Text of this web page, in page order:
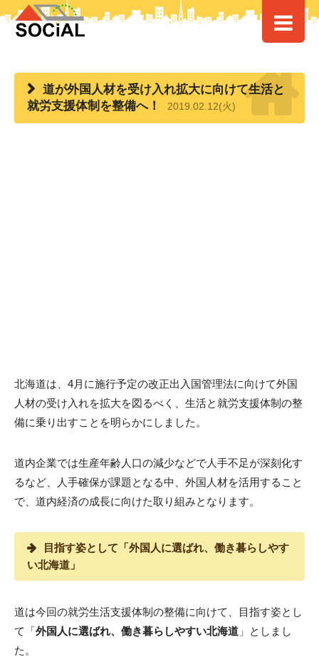
HOME>> 道が外国人材を受け入れ拡大に向けて生活と就労支援体制を整備
へ！
道が外国人材を受け入れ拡大に向けて生活と
就労支援体制を整備へ！
2019.02.12(火)
北海道は、4月に施行予定の改正出入国管理法に向けて外国
人材の受け入れを拡大を図るべく、生活と就労支援体制の整
備に乗り出すことを明らかにしました。
道内企業では生産年齢人口の減少などで人手不足が深刻化す
るなど、人手確保が課題となる中、外国人材を活用すること
で、道内経済の成長に向けた取り組みとなります。
目指す姿として「外国人に選ばれ、働き暮らしやす
い北海道」
道は今回の就労生活支援体制の整備に向けて、目指す姿とし
て「外国人に選ばれ、働き暮らしやすい北海道 」としまし
た。